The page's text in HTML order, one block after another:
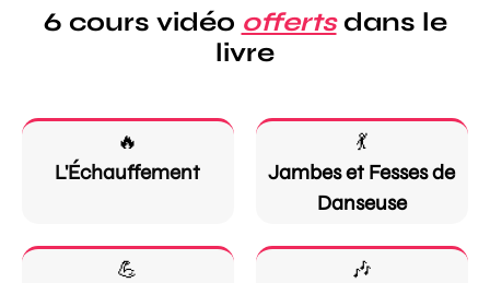
6 cours vidéo offertsdans le
livre
🔥
L'Échauffement
💪
💃
Jambes et Fesses de
Danseuse
🎶